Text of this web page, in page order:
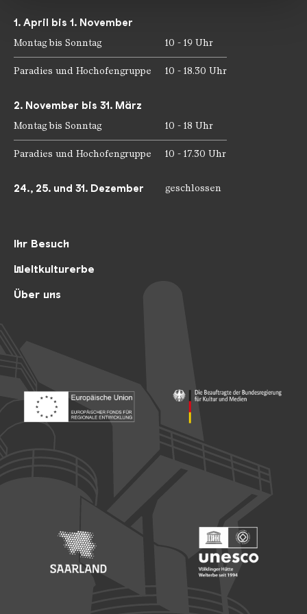
Ihr Besuch
Weltkulturerbe
Über uns
1. April bis 1. November
Montag bis Sonntag 10 - 19 Uhr
Paradies und Hochofengruppe 10 - 18.30 Uhr
2. November bis 31. März
Montag bis Sonntag 10 - 18 Uhr
Paradies und Hochofengruppe 10 - 17.30 Uhr
24., 25. und 31. Dezember geschlossen